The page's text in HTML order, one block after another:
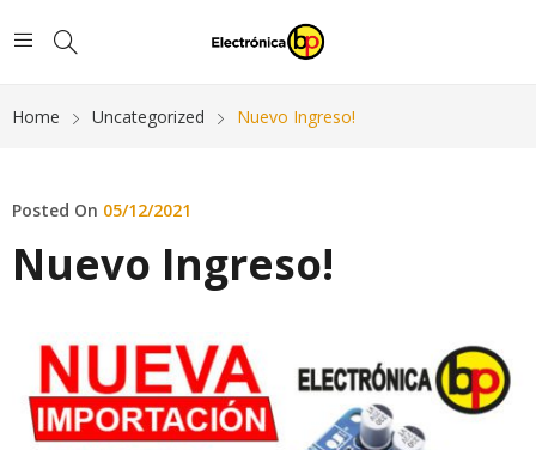
Home Uncategorized Nuevo Ingreso!
Posted On 05/12/2021
Nuevo Ingreso!